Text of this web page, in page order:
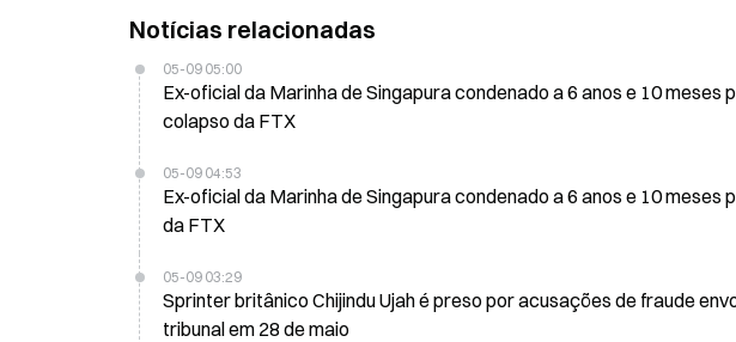
Notícias relacionadas
05-09 05:00
Ex-oficial da Marinha de Singapura condenado a 6 anos e 10 meses
colapso da FTX
05-09 04:53
Ex-oficial da Marinha de Singapura condenado a 6 anos e 10 meses
da FTX
05-09 03:29
Sprinter britânico Chijindu Ujah é preso por acusações de fraude
tribunal em 28 de maio